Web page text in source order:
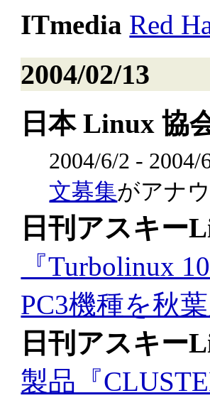
ITmedia Red
2004/02/13
日本 Linux 協
2004/6/2 -
文募集がアナ
日刊アスキー
『Turbolinux
PC3機種を秋
日刊アスキー
製品『